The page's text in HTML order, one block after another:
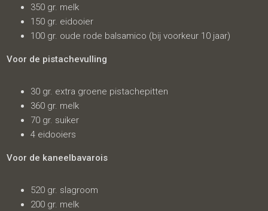
350 gr. melk
150 gr. eidooier
100 gr. oude rode balsamico (bij voorkeur 10 jaar)
Voor de pistachevulling
30 gr. extra groene pistachepitten
360 gr. melk
70 gr. suiker
4 eidooiers
Voor de kaneelbavarois
520 gr. slagroom
200 gr. melk